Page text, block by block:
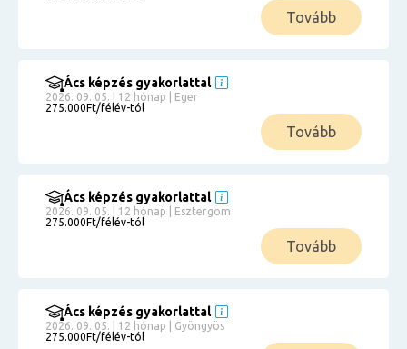
Tovább
Ács képzés gyakorlattal
2026. 09. 05. | 12 hónap | Eger
275.000Ft/félév-tól
Tovább
Ács képzés gyakorlattal
2026. 09. 05. | 12 hónap | Esztergom
275.000Ft/félév-tól
Tovább
Ács képzés gyakorlattal
2026. 09. 05. | 12 hónap | Gyöngyös
275.000Ft/félév-tól